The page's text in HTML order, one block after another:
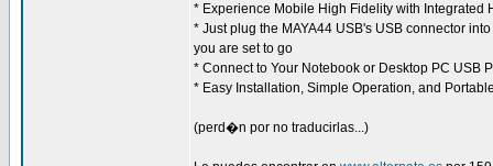
* Experience Mobile High Fidelity with Integrated
* Just plug the MAYA44 USB's USB connector
you are set to go
* Connect to Your Notebook or Desktop PC USB
* Easy Installation, Simple Operation, and
(perd�n por no traducirlas...)